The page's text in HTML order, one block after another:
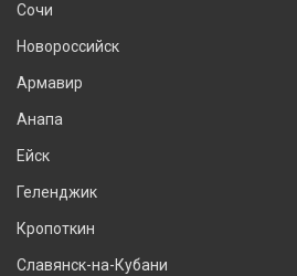
Сочи
Новороссийск
Армавир
Анапа
Ейск
Геленджик
Кропоткин
Славянск-на-Кубани